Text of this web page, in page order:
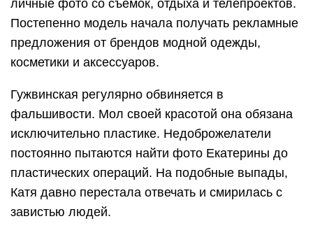
личные фото со съемок, отдыха и телепроектов.
Постепенно модель начала получать рекламные
предложения от брендов модной одежды,
косметики и аксессуаров.
Гужвинская регулярно обвиняется в
фальшивости. Мол своей красотой она обязана
исключительно пластике. Недоброжелатели
постоянно пытаются найти фото Екатерины до
пластических операций. На подобные выпады,
Катя давно перестала отвечать и смирилась с
завистью людей.